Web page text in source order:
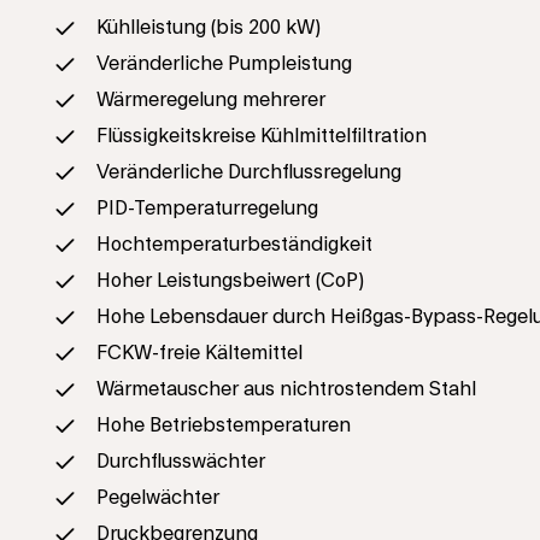
Kühlleistung (bis 200 kW)
Veränderliche Pumpleistung
Wärmeregelung mehrerer
Flüssigkeitskreise Kühlmittelfiltration
Veränderliche Durchflussregelung
PID-Temperaturregelung
Hochtemperaturbeständigkeit
Hoher Leistungsbeiwert (CoP)
Hohe Lebensdauer durch Heißgas-Bypass-
FCKW-freie Kältemittel
Wärmetauscher aus nichtrostendem Stahl
Hohe Betriebstemperaturen
Durchflusswächter
Pegelwächter
Druckbegrenzung